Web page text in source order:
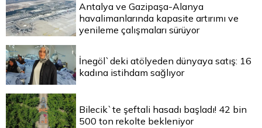
Antalya ve Gazipaşa-Alanya
havalimanlarında kapasite artırımı ve
yenileme çalışmaları sürüyor
İnegöl`deki atölyeden dünyaya satış: 16
kadına istihdam sağlıyor
Bilecik`te şeftali hasadı başladı! 42 bin
500 ton rekolte bekleniyor